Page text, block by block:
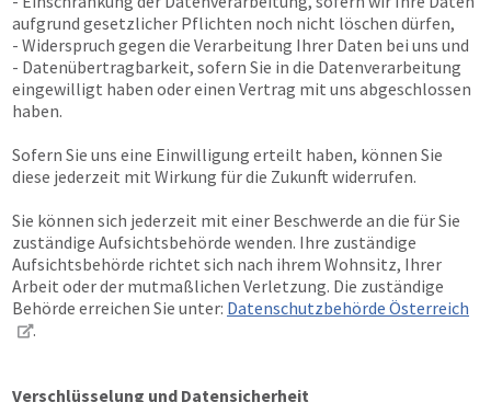
aufgrund gesetzlicher Pflichten noch nicht löschen dürfen,
- Widerspruch gegen die Verarbeitung Ihrer Daten bei uns und
- Datenübertragbarkeit, sofern Sie in die Datenverarbeitung
eingewilligt haben oder einen Vertrag mit uns abgeschlossen
haben.
Sofern Sie uns eine Einwilligung erteilt haben, können Sie
diese jederzeit mit Wirkung für die Zukunft widerrufen.
Sie können sich jederzeit mit einer Beschwerde an die für Sie
zuständige Aufsichtsbehörde wenden. Ihre zuständige
Aufsichtsbehörde richtet sich nach ihrem Wohnsitz, Ihrer
Arbeit oder der mutmaßlichen Verletzung. Die zuständige
Behörde erreichen Sie unter: Datenschutzbehörde Österreich
.
Verschlüsselung und Datensicherheit